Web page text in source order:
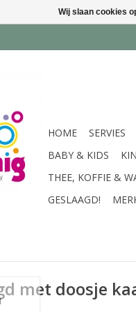
HOME SERVIES
BABY & KIDS
THEE, KOFFIE &
GESLAAGD!
met doosje
Wij slaan cookies